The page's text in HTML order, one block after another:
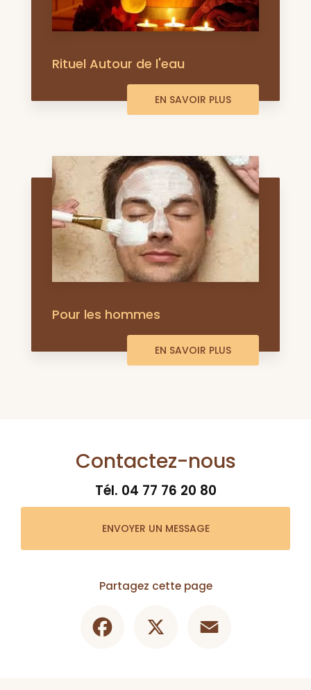
Rituel Autour de l'eau
EN SAVOIR PLUS
Pour les hommes
EN SAVOIR PLUS
Contactez-nous
Tél. 04 77 76 20 80
ENVOYER UN MESSAGE
Partagez cette page